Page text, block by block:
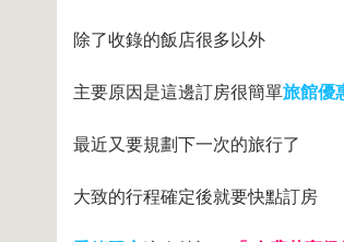
除了收錄的飯店很多以外
主要原因是這邊訂房很簡單旅館優
最近又要規劃下一次的旅行了
大致的行程確定後就要快點訂房